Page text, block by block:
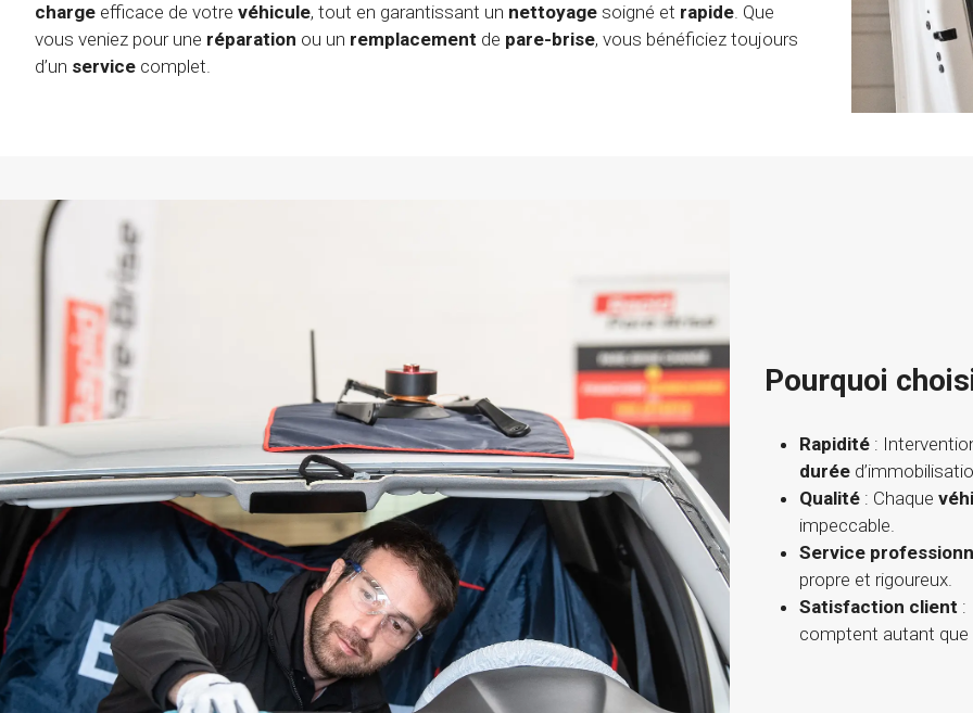
charge efficace de votre véhicule, tout en garantissant un nettoyage soigné et rapide. Que
vous veniez pour une réparation ou un remplacement de pare-brise, vous bénéficiez toujours
d’un service complet.
Pourquoi
Rapidité :
durée
Qualité : Chaque
impeccable.
Service
propre et rigoureux.
Satisfaction client :
comptent autant